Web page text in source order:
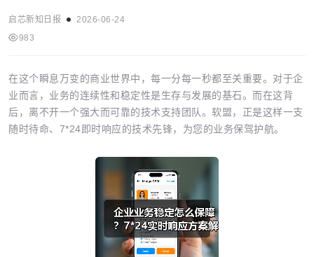
启芯新知日报
2026-06-24
983
在这个瞬息万变的商业世界中，每一分每一秒都至关重要。对于企
业而言，业务的连续性和稳定性是生存与发展的基石。而在这背
后，离不开一个强大而可靠的技术支持团队。软盟，正是这样一支
随时待命、7*24即时响应的技术先锋，为您的业务保驾护航。